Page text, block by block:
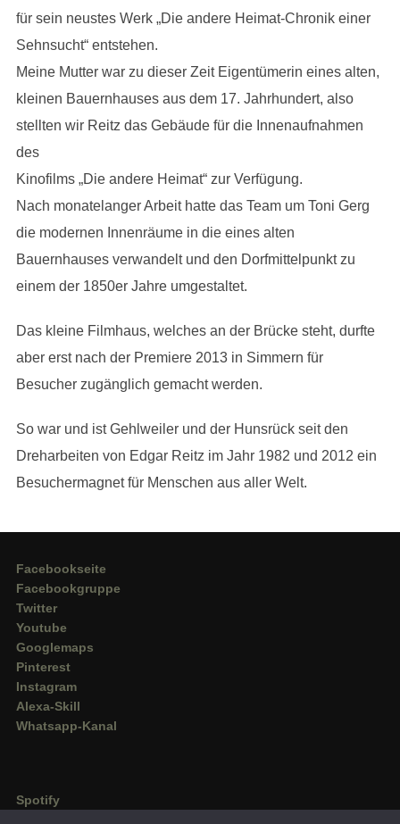
für sein neustes Werk „Die andere Heimat-Chronik einer
Sehnsucht“ entstehen.
Meine Mutter war zu dieser Zeit Eigentümerin eines alten,
kleinen Bauernhauses aus dem 17. Jahrhundert, also
stellten wir Reitz das Gebäude für die Innenaufnahmen
des
Kinofilms „Die andere Heimat“ zur Verfügung.
Nach monatelanger Arbeit hatte das Team um Toni Gerg
die modernen Innenräume in die eines alten
Bauernhauses verwandelt und den Dorfmittelpunkt zu
einem der 1850er Jahre umgestaltet.
Das kleine Filmhaus, welches an der Brücke steht, durfte
aber erst nach der Premiere 2013 in Simmern für
Besucher zugänglich gemacht werden.
So war und ist Gehlweiler und der Hunsrück seit den
Dreharbeiten von Edgar Reitz im Jahr 1982 und 2012 ein
Besuchermagnet für Menschen aus aller Welt.
Facebookseite
Facebookgruppe
Twitter
Youtube
Googlemaps
Pinterest
Instagram
Alexa-Skill
Whatsapp-Kanal
Spotify